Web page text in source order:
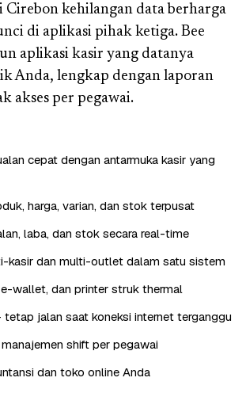
Cirebon kehilangan data berharga
di aplikasi pihak ketiga. Bee
aplikasi kasir yang datanya
Anda, lengkap dengan laporan
akses per pegawai.
cepat dengan antarmuka kasir yang
harga, varian, dan stok terpusat
laba, dan stok secara real-time
kasir dan multi-outlet dalam satu sistem
e-wallet, dan printer struk thermal
jalan saat koneksi internet terganggu
shift per pegawai
dan toko online Anda